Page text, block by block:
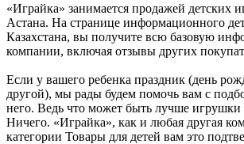
«Играйка» занимается продажей детских
Астана. На странице информационного
Казахстана, вы получите всю базовую
компании, включая отзывы других
Если у вашего ребенка праздник (день
другой), мы рады будем помочь вам с
него. Ведь что может быть лучше игрушки
Ничего. «Играйка», как и любая другая
категории Товары для детей вам это